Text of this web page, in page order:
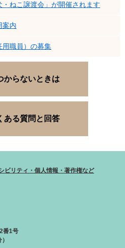
ねこ譲渡会」が開催されます
案内
用職員）の募集
からないときは
ある質問と回答
ビリティ・個人情報・著作権など
番1号